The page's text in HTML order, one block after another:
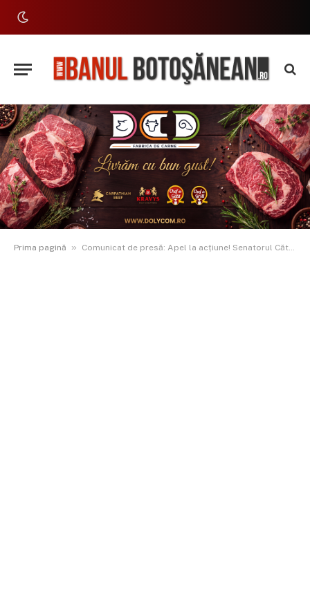
Prima pagină » Comunicat de presă: Apel la acțiune! Senatorul Cătălin Silegeanu și deputatul Ariadna Cîrligeanu invită cetățenii să susțină candidatura lui George Simion